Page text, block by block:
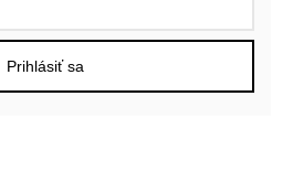
Prihlásiť sa